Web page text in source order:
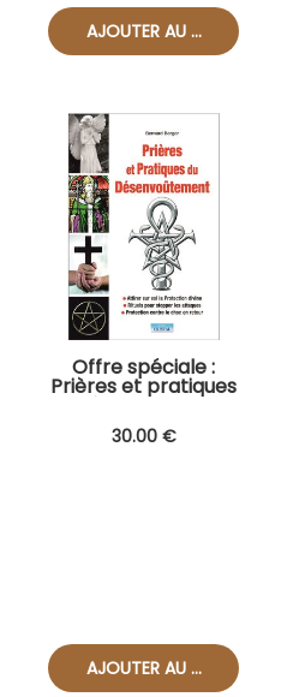
Offre spéciale :
Prières et pratiques
du désenvoûtement
+ Bougie
désenvoûtement
30.00 €